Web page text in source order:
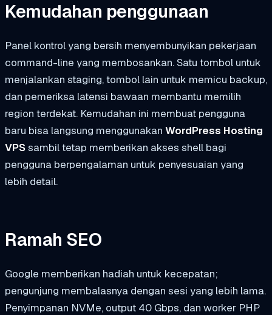
Kemudahan penggunaan
Panel kontrol yang bersih menyembunyikan pekerjaan
command-line yang membosankan. Satu tombol untuk
menjalankan staging, tombol lain untuk memicu backup,
dan pemeriksa latensi bawaan membantu memilih
region terdekat. Kemudahan ini membuat pengguna
baru bisa langsung menggunakan WordPress Hosting
VPSsambil tetap memberikan akses shell bagi
pengguna berpengalaman untuk penyesuaian yang
lebih detail.
Ramah SEO
Google memberikan hadiah untuk kecepatan;
pengunjung membalasnya dengan sesi yang lebih lama.
Penyimpanan NVMe, output 40 Gbps, dan worker PHP